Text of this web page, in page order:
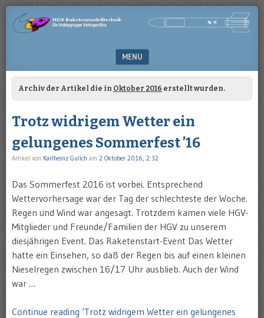
HGV-
Die
Hobbygruppe
MENU
SKIP TO CONTENT
Archiv der Artikel die in Oktober 2016 erstellt wurden.
Trotz widrigem Wetter ein
gelungenes Sommerfest ’16
Artikel von Karlheinz Gulich am 2 Oktober 2016, 2:32
Das Sommerfest 2016 ist vorbei. Entsprechend
Wettervorhersage war der Tag der schlechteste der Woche.
Regen und Wind war angesagt. Trotzdem kamen viele HGV-
Mitglieder und Freunde/Familien der HGV zu unserem
diesjährigen Event. Das Raketenstart-Event Das Wetter
hatte ein Einsehen, so daß der Regen bis auf einen kleinen
Nieselregen zwischen 16/17 Uhr ausblieb. Auch der Wind
war …
Continue reading ‘Trotz widrigem Wetter ein gelungenes